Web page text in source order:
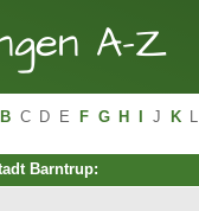
A-Z
B C D E F G H J K
Barntrup: